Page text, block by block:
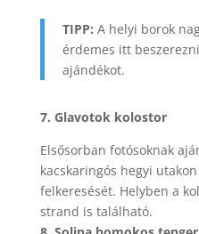
TIPP: A helyi borok
érdemes itt
ajándékot.
7. Glavotok kolostor
Elsősorban fotósoknak
kacskaringós hegyi
felkeresését. Helyben a
strand is található.